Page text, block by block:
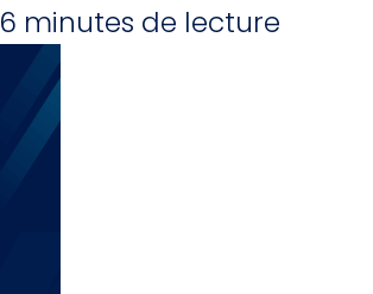
6 minutes de lecture